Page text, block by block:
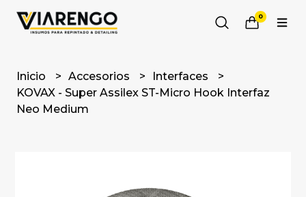
0
Inicio Accesorios
Interfaces
KOVAX - Super Assilex ST-Micro Hook Interfaz
Neo Medium